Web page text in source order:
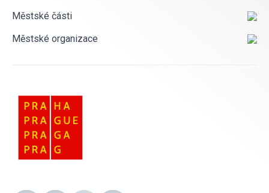
Městské části
Městské organizace